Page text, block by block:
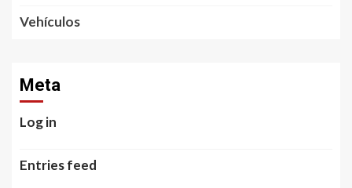
Vehículos
Meta
Log in
Entries feed